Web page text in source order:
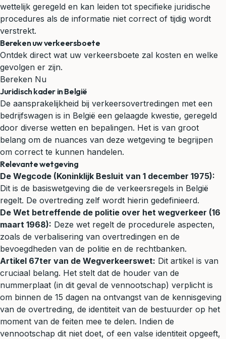
wettelijk geregeld en kan leiden tot specifieke juridische
procedures als de informatie niet correct of tijdig wordt
verstrekt.
Bereken uw verkeersboete
Ontdek direct wat uw verkeersboete zal kosten en welke
gevolgen er zijn.
Bereken Nu
Juridisch kader in België
De aansprakelijkheid bij verkeersovertredingen met een
bedrijfswagen is in België een gelaagde kwestie, geregeld
door diverse wetten en bepalingen. Het is van groot
belang om de nuances van deze wetgeving te begrijpen
om correct te kunnen handelen.
Relevante wetgeving
De Wegcode (Koninklijk Besluit van 1 december 1975):
Dit is de basiswetgeving die de verkeersregels in België
regelt. De overtreding zelf wordt hierin gedefinieerd.
De Wet betreffende de politie over het wegverkeer (16
maart 1968): Deze wet regelt de procedurele aspecten,
zoals de verbalisering van overtredingen en de
bevoegdheden van de politie en de rechtbanken.
Artikel 67ter van de Wegverkeerswet: Dit artikel is van
cruciaal belang. Het stelt dat de houder van de
nummerplaat (in dit geval de vennootschap) verplicht is
om binnen de 15 dagen na ontvangst van de kennisgeving
van de overtreding, de identiteit van de bestuurder op het
moment van de feiten mee te delen. Indien de
vennootschap dit niet doet, of een valse identiteit opgeeft,